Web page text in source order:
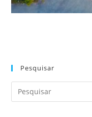
Pesquisar